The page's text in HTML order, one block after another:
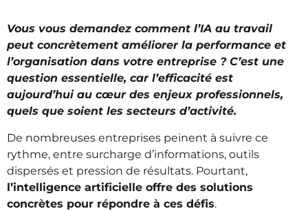
Vous vous demandez comment l’IA au travail
peut concrètement améliorer la performance et
l’organisation dans votre entreprise ? C’est une
question essentielle, car l’efficacité est
aujourd’hui au cœur des enjeux professionnels,
quels que soient les secteurs d’activité.
De nombreuses entreprises peinent à suivre ce
rythme, entre surcharge d’informations, outils
dispersés et pression de résultats. Pourtant,
l’intelligence artificielle offre des solutions
concrètes pour répondre à ces défis.